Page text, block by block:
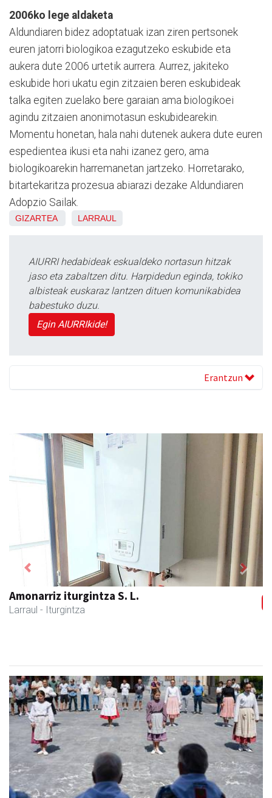
2006ko lege aldaketa
Aldundiaren bidez adoptatuak izan ziren pertsonek
euren jatorri biologikoa ezagutzeko eskubide eta
aukera dute 2006 urtetik aurrera. Aurrez, jakiteko
eskubide hori ukatu egin zitzaien beren eskubideak
talka egiten zuelako bere garaian ama biologikoei
agindu zitzaien anonimotasun eskubidearekin.
Momentu honetan, hala nahi dutenek aukera dute euren
espedientea ikusi eta nahi izanez gero, ama
biologikoarekin harremanetan jartzeko. Horretarako,
bitartekaritza prozesua abiarazi dezake Aldundiaren
Adopzio Sailak.
GIZARTEA LARRAUL
AIURRI hedabideak eskualdeko nortasun hitzak
jaso eta zabaltzen ditu. Harpidedun eginda, tokiko
albisteak euskaraz lantzen dituen komunikabidea
babestuko duzu.
Egin AIURRIkide!
Erantzun
Amonarriz iturgintza S. L.
Larraul - Iturgintza
Previous Next